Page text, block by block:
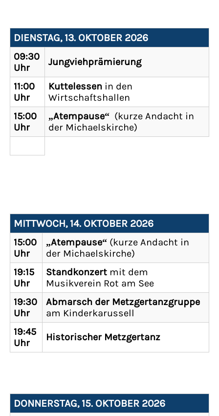
DIENSTAG, 13. OKTOBER 2026
09:30
Uhr
Jungviehprämierung
11:00
Uhr
Kuttelessen in den
Wirtschaftshallen
15:00
Uhr
„Atempause“ (kurze Andacht in
der Michaelskirche)
MITTWOCH, 14. OKTOBER 2026
15:00
Uhr
„Atempause“ (kurze Andacht in
der Michaelskirche)
19:15
Uhr
Standkonzert mit dem
Musikverein Rot am See
19:30
Uhr
Abmarsch der Metzgertanzgruppe
am Kinderkarussell
19:45
Uhr
Historischer Metzgertanz
DONNERSTAG, 15. OKTOBER 2026